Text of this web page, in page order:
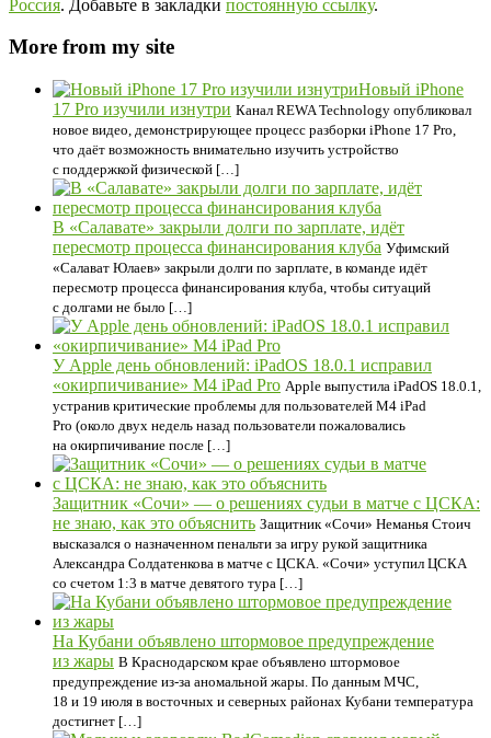
Россия. Добавьте в закладки постоянную ссылку.
More from my site
Новый iPhone
17 Pro изучили изнутри Канал REWA Technology опубликовал
новое видео, демонстрирующее процесс разборки iPhone 17 Pro,
что даёт возможность внимательно изучить устройство
с поддержкой физической […]
В «Салавате» закрыли долги по зарплате, идёт
пересмотр процесса финансирования клуба Уфимский
«Салават Юлаев» закрыли долги по зарплате, в команде идёт
пересмотр процесса финансирования клуба, чтобы ситуаций
с долгами не было […]
У Apple день обновлений: iPadOS 18.0.1 исправил
«окирпичивание» M4 iPad Pro Apple выпустила iPadOS 18.0.1,
устранив критические проблемы для пользователей M4 iPad
Pro (около двух недель назад пользователи пожаловались
на окирпичивание после […]
Защитник «Сочи» — о решениях судьи в матче с ЦСКА:
не знаю, как это объяснить Защитник «Сочи» Неманья Стоич
высказался о назначенном пенальти за игру рукой защитника
Александра Солдатенкова в матче с ЦСКА. «Сочи» уступил ЦСКА
со счетом 1:3 в матче девятого тура […]
На Кубани объявлено штормовое предупреждение
из жары В Краснодарском крае объявлено штормовое
предупреждение из-за аномальной жары. По данным МЧС,
18 и 19 июля в восточных и северных районах Кубани температура
достигнет […]